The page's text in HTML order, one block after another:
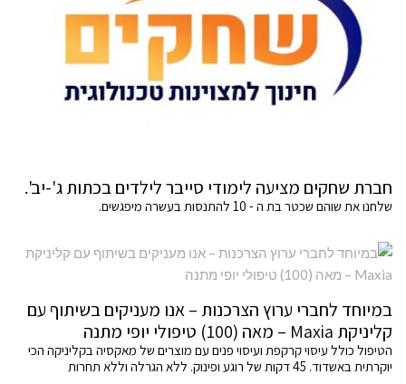
חברת שחקים מציעה לימודי סייבר לילדים בכתות ג'-יב'.
שלחנו את שוהם שכטר בת ה - 10 להתנסות בעשרה מיפגשים.
במיוחד לחברי ערוץ הצרכנות – אנו מעניקים בשיתוף עם
קליניקת Maxia – מאה (100) טיפולי יופי מתנה
הטיפול כולל עיסוי קרקפת ועיסוי פנים עם מוצרים של מאקסיה בקליניקה הכי
יוקרתית באשדוד. 45 דקות של רוגע ופינוק. ללא הגרלה וללא תחרות